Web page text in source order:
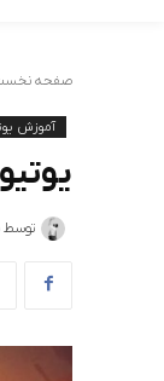
صفحه
آموزش
توسط